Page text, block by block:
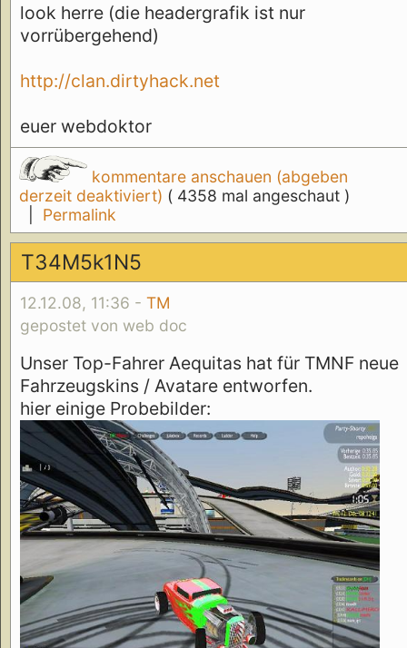
look herre (die headergrafik ist nur
vorrübergehend)
http://clan.dirtyhack.net
euer webdoktor
kommentare anschauen (abgeben
derzeit deaktiviert) ( 4358 mal angeschaut )
Permalink
T34M5k1N5
12.12.08, 11:36 - TM
gepostet von web doc
Unser Top-Fahrer Aequitas hat für TMNF neue
Fahrzeugskins / Avatare entworfen.
hier einige Probebilder: